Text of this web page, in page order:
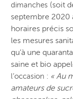
dimanches (soit
septembre 2020
horaires précis
les mesures
qu’à une
saine et bio
l’occasion : «Au
amateurs de